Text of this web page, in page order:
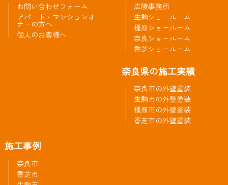
お問い合わせフォーム
アパート・マンションオー
ナーの方へ
個人のお客様へ
広陵事務所
生駒ショールーム
橿原ショールーム
奈良ショールーム
香芝ショールーム
奈良県の施工実績
奈良市の外壁塗装
生駒市の外壁塗装
橿原市の外壁塗装
香芝市の外壁塗装
施工事例
奈良市
香芝市